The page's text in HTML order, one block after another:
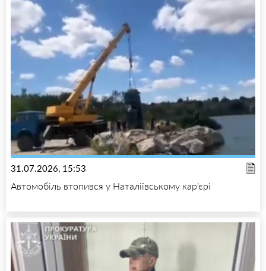
31.07.2026, 15:53
Автомобіль втопився у Наталіївському кар’єрі